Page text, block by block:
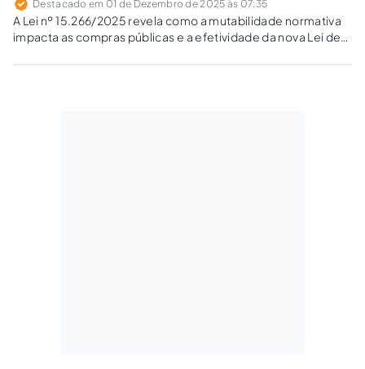
Destacado em 01 de Dezembro de 2025 às 07:35
A Lei nº 15.266/2025 revela como a mutabilidade normativa
impacta as compras públicas e a efetividade da nova Lei de
diante desse “direito diário” que responde às demandas